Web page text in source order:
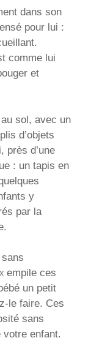
dans son
pour lui :
comme lui
et
sol, avec un
d’objets
près d’une
: un tapis en
y
par la
empile ces
un petit
le faire. Ces
sans
enfant.